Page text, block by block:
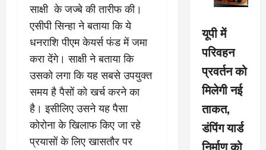
साक्षी के जज्बे की तारीफ की।
एसीपी सिन्हा ने बताया कि ये
धनराशि पीएम केयर्स फंड में जमा
करा देंगे। साक्षी ने बताया कि
उसको लगा कि यह सबसे उपयुक्त
समय है पैसों को खर्च करने का
है। इसीलिए उसने यह पैसा
कोरोना के खिलाफ किए जा रहे
प्रयासों के लिए खासतौर पर
यूपी में
परिवहन
प्रवर्तन को
मिलेगी नई
ताकत,
डंपिंग यार्ड
निर्माण को